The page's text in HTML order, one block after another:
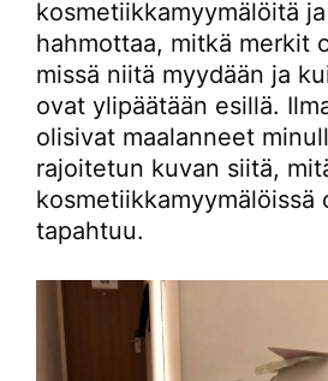
kosmetiikkamyymälöitä
hahmottaa, mitkä merkit
missä niitä myydään ja
ovat ylipäätään esillä.
olisivat maalanneet
rajoitetun kuvan siitä,
kosmetiikkamyymälöissä
tapahtuu.